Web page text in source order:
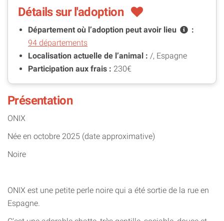
Détails sur l'adoption
Département où l’adoption peut avoir lieu
:
94 départements
Localisation actuelle de l’animal : /, Espagne
Participation aux frais : 230€
Présentation
ONIX
Née en octobre 2025 (date approximative)
Noire
ONIX est une petite perle noire qui a été sortie de la rue en
Espagne.